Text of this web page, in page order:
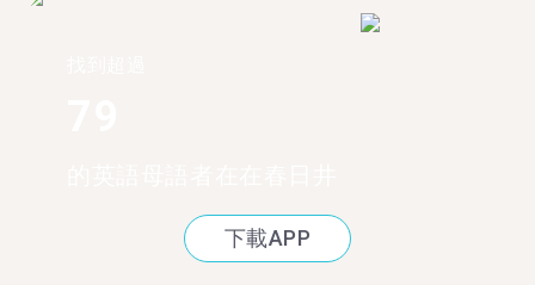
下載APP